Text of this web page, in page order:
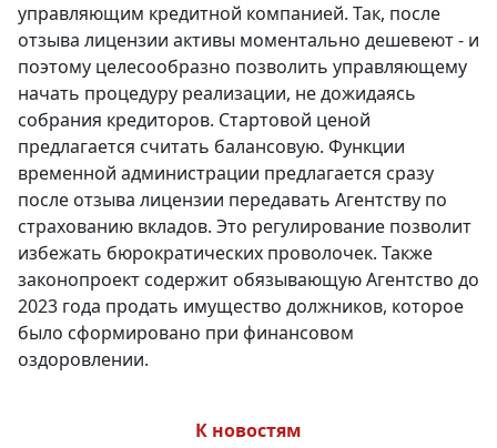
управляющим кредитной компанией. Так, после
отзыва лицензии активы моментально дешевеют - и
поэтому целесообразно позволить управляющему
начать процедуру реализации, не дожидаясь
собрания кредиторов. Стартовой ценой
предлагается считать балансовую. Функции
временной администрации предлагается сразу
после отзыва лицензии передавать Агентству по
страхованию вкладов. Это регулирование позволит
избежать бюрократических проволочек. Также
законопроект содержит обязывающую Агентство до
2023 года продать имущество должников, которое
было сформировано при финансовом
оздоровлении.
К новостям